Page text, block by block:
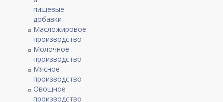
пищевые
добавки
Масложировое
производство
Молочное
производство
Мясное
производство
Овощное
производство